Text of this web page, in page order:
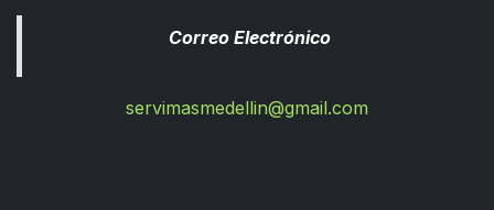
Correo Electrónico
servimasmedellin@gmail.com